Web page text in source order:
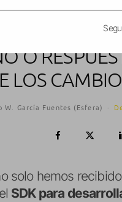
O
LOS
W. García Fuentes (Esfera) ·
solo hemos
SDK para